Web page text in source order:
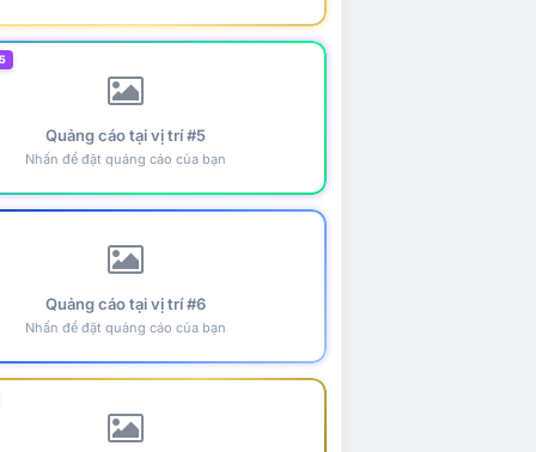
Quảng cáo tại vị trí #5
Nhấn để đặt quảng cáo của bạn
Quảng cáo tại vị trí #6
Nhấn để đặt quảng cáo của bạn